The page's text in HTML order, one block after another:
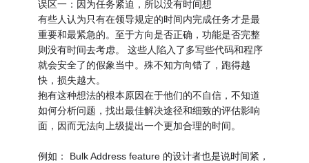
误区一：因为任务紧迫，所以没有时间想
有些人认为只有在领导规定的时间内完成任务才是最
重要和最紧急的。至于方向是否正确，功能是否完整
则没有时间去考虑。 这些人陷入了多写些代码和程序
就会安全了的假象当中。殊不知方向错了，跑得越
快，损失越大。
抱有这种想法的根本原因在于他们的不自信，不知道
如何分析问题，找出最佳解决途径和细致的评估影响
面，因而无法向上级提出一个更加合理的时间。
例如： Bulk Address feature 的设计者也是说时间紧，